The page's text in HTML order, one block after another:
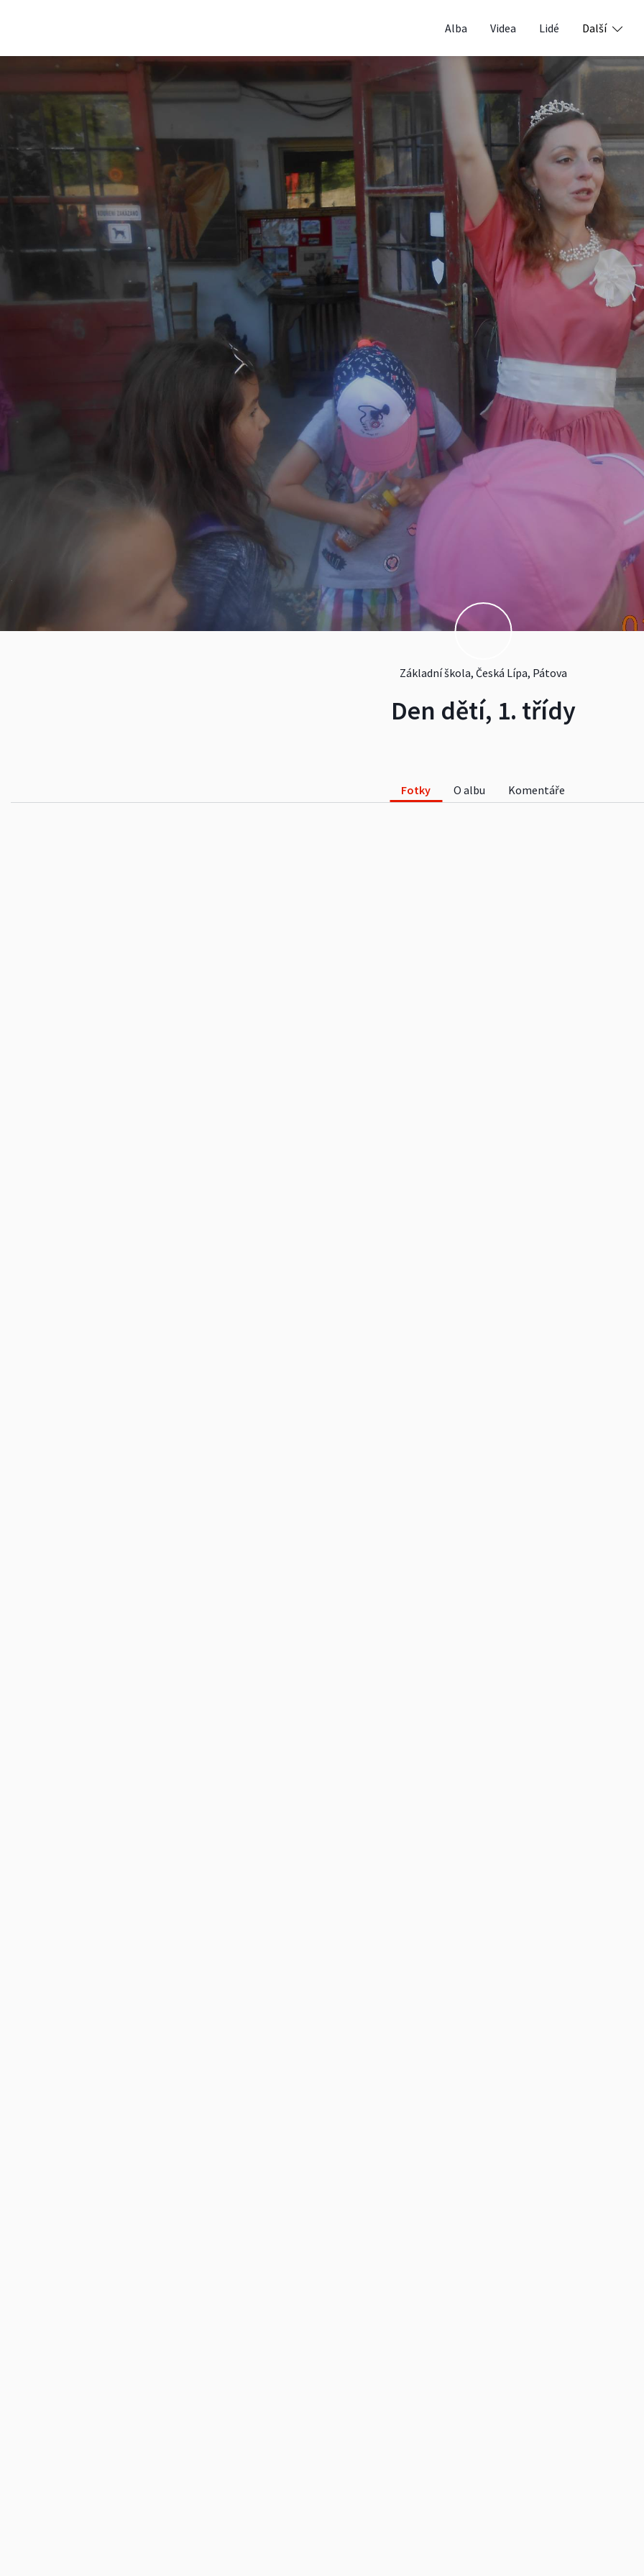
Alba Videa Lidé Další
Základní škola, Česká Lípa, Pátova
Den dětí, 1. třídy
Fotky O albu Komentáře